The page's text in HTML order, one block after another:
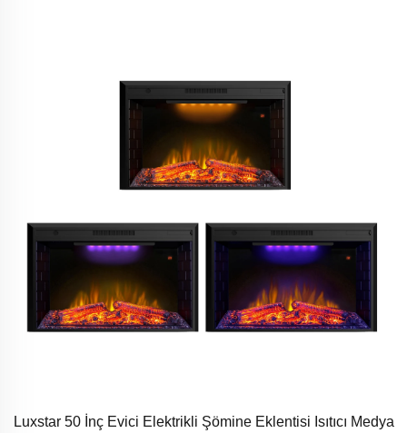
Luxstar 50 İnç Evici Elektrikli Şömine Eklentisi Isıtıcı Medya